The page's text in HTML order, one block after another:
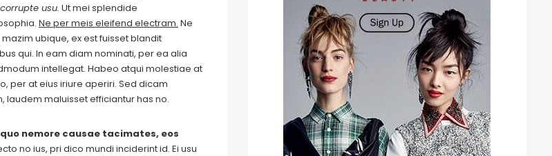
usu. Ut mei splendide
Ne per meis eleifend electram. Ne
ubique, ex est fuisset blandit
qui. In eam diam nominati, per ea alia
intellegat. Habeo atqui molestiae at
per at eius iriure aperiri. Sed dicam
laudem maluisset efficiantur has no.
quo nemore causae tacimates, eos
no ius, pri dico mundi inciderint id. Ei usu